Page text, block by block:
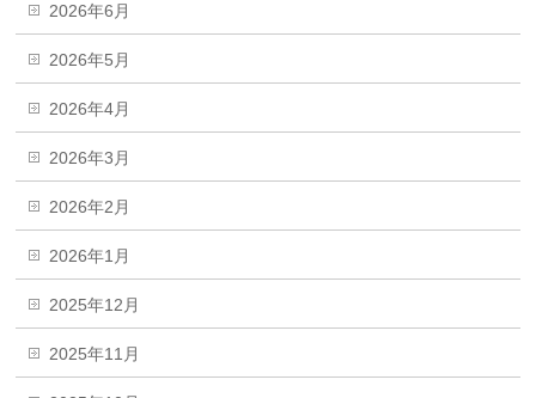
2026年6月
2026年5月
2026年4月
2026年3月
2026年2月
2026年1月
2025年12月
2025年11月